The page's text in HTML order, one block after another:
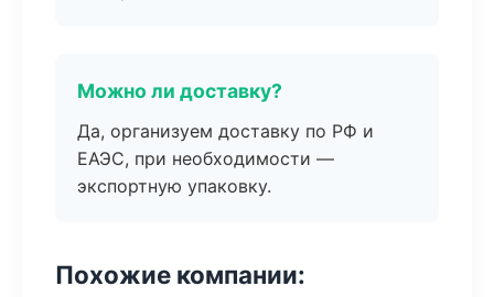
Можно ли доставку?
Да, организуем доставку по РФ и
ЕАЭС, при необходимости —
экспортную упаковку.
Похожие компании: